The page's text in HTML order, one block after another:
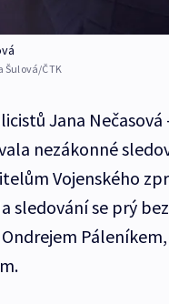
Šulová/ČTK
Jana
nezákonné
Vojenského
sledování se prý